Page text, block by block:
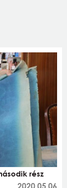
rész
2020.05.06